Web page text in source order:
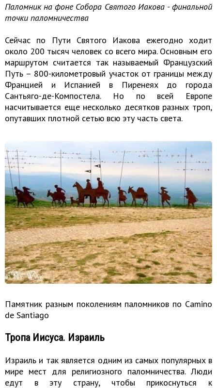
Паломник на фоне Собора Святого Иакова - финальной
точки паломничества
Сейчас по Пути Святого Иакова ежегодно ходит
около 200 тысяч человек со всего мира. Основным его
маршрутом считается так называемый Французский
Путь – 800-километровый участок от границы между
Францией и Испанией в Пиренеях до города
Сантьяго-де-Компостела. Но по всей Европе
насчитывается еще несколько десятков разных троп,
опутавших плотной сетью всю эту часть света.
Памятник разным поколениям паломников по Camino
de Santiago
Тропа Иисуса. Израиль
Израиль и так является одним из самых популярных в
мире мест для религиозного паломничества. Люди
едут в эту страну, чтобы прикоснуться к